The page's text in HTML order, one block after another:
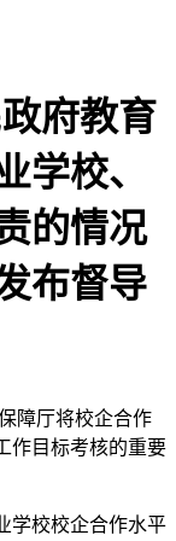
府教育
学校、
的情况
布督导
障厅将校企合作
作目标考核的重要
学校校企合作水平